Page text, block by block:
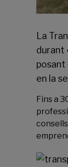
La
durant
posant
en la
Fins a